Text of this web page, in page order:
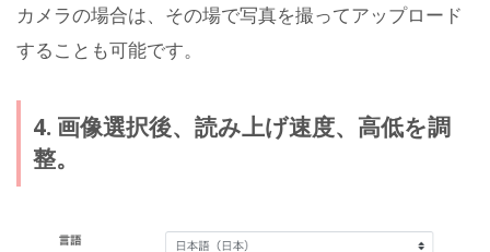
カメラの場合は、その場で写真を撮ってアップロード
することも可能です。
4. 画像選択後、読み上げ速度、高低を調
整。